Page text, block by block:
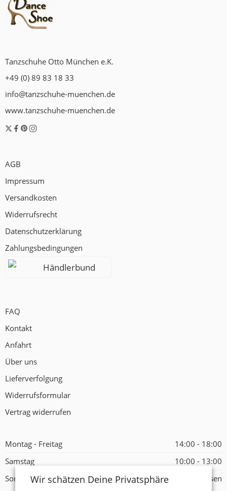
Tanzschuhe Otto München e.K.
+49 (0) 89 83 18 33
info@tanzschuhe-muenchen.de
www.tanzschuhe-muenchen.de
AGB
Impressum
Versandkosten
Widerrufsrecht
Datenschutzerklärung
Zahlungsbedingungen
Händlerbund
FAQ
Kontakt
Anfahrt
Über uns
Lieferverfolgung
Widerrufsformular
Vertrag widerrufen
Montag - Freitag
14:00 - 18:00
Samstag
10:00 - 13:00
Sonntag
Geschlossen
Wir schätzen Deine Privatsphäre